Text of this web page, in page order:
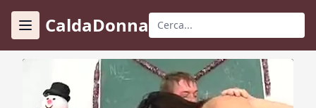
CaldaDonna